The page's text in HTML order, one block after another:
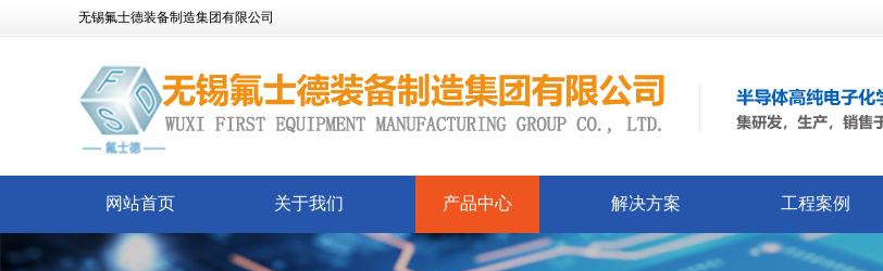
无锡氟士德装备制造集团有限公司
网站首页 关于我们 产品中心 解决方案 工程案例